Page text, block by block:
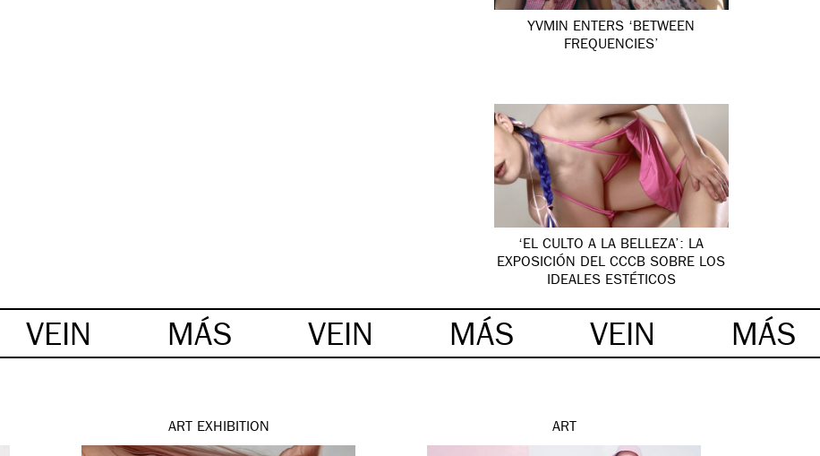
YVMIN ENTERS ‘BETWEEN
FREQUENCIES’
‘EL CULTO A LA BELLEZA’: LA
EXPOSICIÓN DEL CCCB SOBRE LOS
IDEALES ESTÉTICOS
VEIN MÁS VEIN MÁS VEIN MÁS
ART EXHIBITION ART